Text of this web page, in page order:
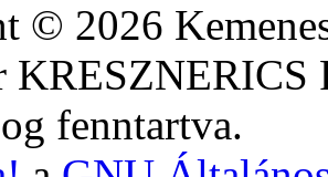
© 2026
fenntartva.